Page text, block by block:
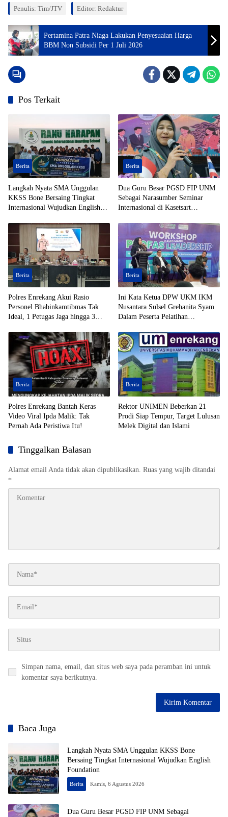
Penulis: Tim/JTV Editor: Redaktur
Pertamina Patra Niaga Lakukan Penyesuaian Harga
BBM Non Subsidi Per 1 Juli 2026
Pos Terkait
Berita
Langkah Nyata SMA Unggulan
KKSS Bone Bersaing Tingkat
Internasional Wujudkan English
Berita
Dua Guru Besar PGSD FIP UNM
Sebagai Narasumber Seminar
Internasional di Kasetsart
Berita
Polres Enrekang Akui Rasio
Personel Bhabinkamtibmas Tak
Ideal, 1 Petugas Jaga hingga 3
Berita
Ini Kata Ketua DPW UKM IKM
Nusantara Sulsel Grehanita Syam
Dalam Peserta Pelatihan
Berita
Polres Enrekang Bantah Keras
Video Viral Ipda Malik: Tak
Pernah Ada Peristiwa Itu!
Berita
Rektor UNIMEN Beberkan 21
Prodi Siap Tempur, Target Lulusan
Melek Digital dan Islami
Tinggalkan Balasan
Alamat email Anda tidak akan dipublikasikan. Ruas yang wajib ditandai
*
Simpan nama, email, dan situs web saya pada peramban ini untuk
komentar saya berikutnya.
Baca Juga
Langkah Nyata SMA Unggulan KKSS Bone
Bersaing Tingkat Internasional Wujudkan English
Foundation
Berita Kamis, 6 Agustus 2026
Dua Guru Besar PGSD FIP UNM Sebagai